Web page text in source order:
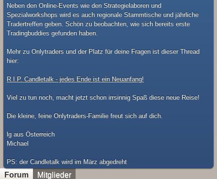
Neben den Online-Events wie den Strategielaboren und
Spezialworkshops wird es auch regionale Stammtische und jährliche
Tradertreffen geben. Schön zu beobachten, wie sich bereits erste
Tradingbuddies gefunden haben.
Mehr zu Onlytraders und der Platz für deine Fragen ist dieser Thread
hier:
R.I.P. Candletalk - jedes Ende ist ein Neuanfang!
Viel zu tun noch, macht jetzt schon irrsinnig Spaß diese neue Reise!
Die kleine, feine Onlytraders-Familie freut sich auf dich.
lg aus Österreich
Michael
​PS: der Candletalk wird im März abgedreht
Forum Mitglieder